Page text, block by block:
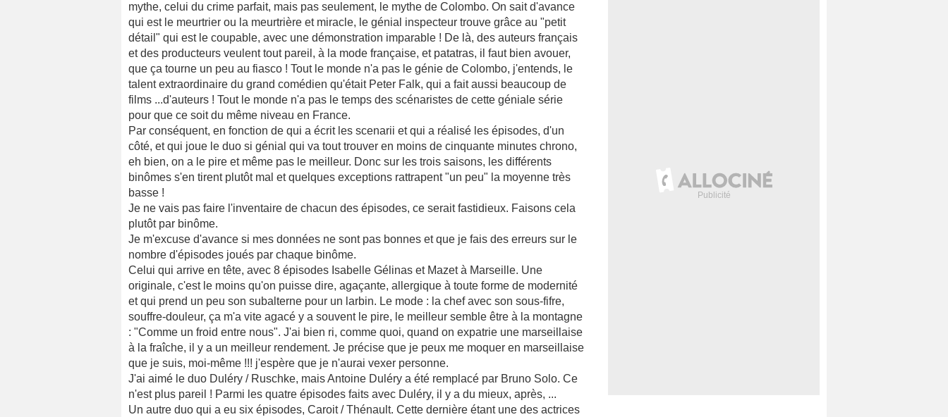
mythe, celui du crime parfait, mais pas seulement, le mythe de Colombo. On sait d'avance
qui est le meurtrier ou la meurtrière et miracle, le génial inspecteur trouve grâce au "petit
détail" qui est le coupable, avec une démonstration imparable ! De là, des auteurs français
et des producteurs veulent tout pareil, à la mode française, et patatras, il faut bien avouer,
que ça tourne un peu au fiasco ! Tout le monde n'a pas le génie de Colombo, j'entends, le
talent extraordinaire du grand comédien qu'était Peter Falk, qui a fait aussi beaucoup de
films ...d'auteurs ! Tout le monde n'a pas le temps des scénaristes de cette géniale série
pour que ce soit du même niveau en France.
Par conséquent, en fonction de qui a écrit les scenarii et qui a réalisé les épisodes, d'un
côté, et qui joue le duo si génial qui va tout trouver en moins de cinquante minutes chrono,
eh bien, on a le pire et même pas le meilleur. Donc sur les trois saisons, les différents
binômes s'en tirent plutôt mal et quelques exceptions rattrapent "un peu" la moyenne très
basse !
Je ne vais pas faire l'inventaire de chacun des épisodes, ce serait fastidieux. Faisons cela
plutôt par binôme.
Je m'excuse d'avance si mes données ne sont pas bonnes et que je fais des erreurs sur le
nombre d'épisodes joués par chaque binôme.
Celui qui arrive en tête, avec 8 épisodes Isabelle Gélinas et Mazet à Marseille. Une
originale, c'est le moins qu'on puisse dire, agaçante, allergique à toute forme de modernité
et qui prend un peu son subalterne pour un larbin. Le mode : la chef avec son sous-fifre,
souffre-douleur, ça m'a vite agacé y a souvent le pire, le meilleur semble être à la montagne
: "Comme un froid entre nous". J'ai bien ri, comme quoi, quand on expatrie une marseillaise
à la fraîche, il y a un meilleur rendement. Je précise que je peux me moquer en marseillaise
que je suis, moi-même !!! j'espère que je n'aurai vexer personne.
J'ai aimé le duo Duléry / Ruschke, mais Antoine Duléry a été remplacé par Bruno Solo. Ce
n'est plus pareil ! Parmi les quatre épisodes faits avec Duléry, il y a du mieux, après, ...
Un autre duo qui a eu six épisodes, Caroit / Thénault. Cette dernière étant une des actrices